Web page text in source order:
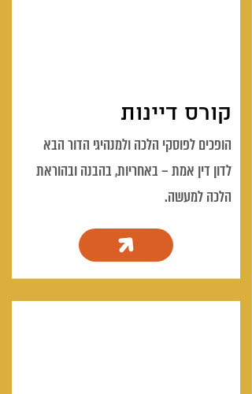
קורס דיינות
הופכים לפוסקי הלכה ולמנהיגי הדור הבא
לדון דין אמת – באחריות, בהבנה ובהוראת
הלכה למעשה.